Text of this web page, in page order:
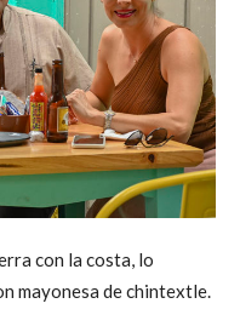
con la costa, lo
mayonesa de chintextle.